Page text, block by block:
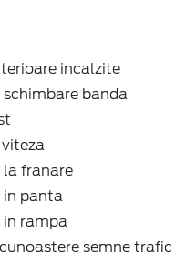
incalzite
banda
franare
in panta
rampa
semne trafic